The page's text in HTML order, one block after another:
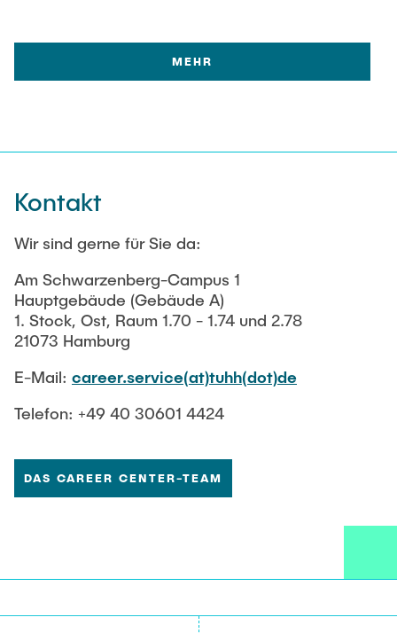
MEHR
Kontakt
Wir sind gerne für Sie da:
Am Schwarzenberg-Campus 1
Hauptgebäude (Gebäude A)
1. Stock, Ost, Raum 1.70 - 1.74 und 2.78
21073 Hamburg
E-Mail: career.service(at)tuhh(dot)de
Telefon: +49 40 30601 4424
DAS CAREER CENTER-TEAM